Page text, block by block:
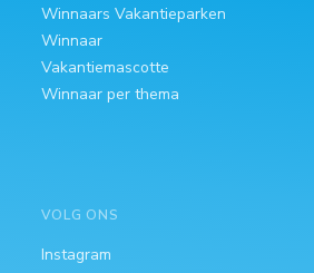
Winnaars Vakantieparken
Winnaar
Vakantiemascotte
Winnaar per thema
VOLG ONS
Instagram